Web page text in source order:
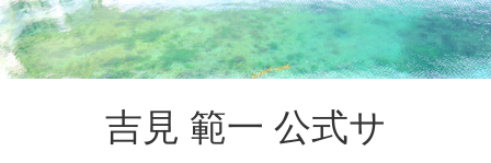
吉見 範一 公式サ